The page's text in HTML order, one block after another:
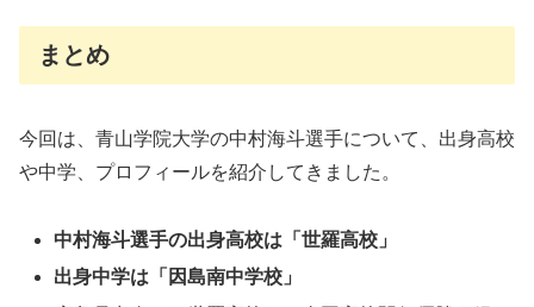
まとめ
今回は、青山学院大学の中村海斗選手について、出身高校
や中学、プロフィールを紹介してきました。
中村海斗選手の出身高校は「世羅高校」
出身中学は「因島南中学校」